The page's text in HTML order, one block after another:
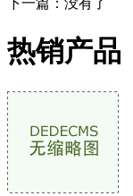
热销产品